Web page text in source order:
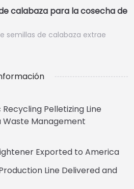
calabaza para la cosecha de
semillas de calabaza extrae
Pelletizing Line
Management
Exported to America
Line Delivered and